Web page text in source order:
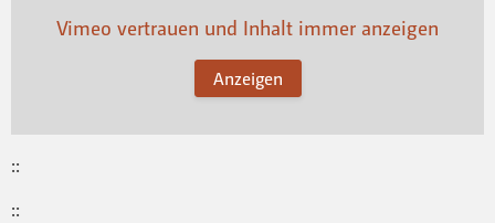
Vimeo vertrauen und Inhalt immer anzeigen
Anzeigen
::
::